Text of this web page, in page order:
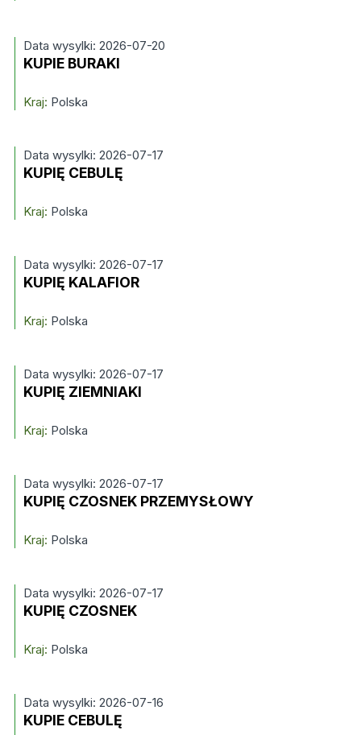
Data wysylki: 2026-07-20
KUPIE BURAKI
Kraj: Polska
Data wysylki: 2026-07-17
KUPIĘ CEBULĘ
Kraj: Polska
Data wysylki: 2026-07-17
KUPIĘ KALAFIOR
Kraj: Polska
Data wysylki: 2026-07-17
KUPIĘ ZIEMNIAKI
Kraj: Polska
Data wysylki: 2026-07-17
KUPIĘ CZOSNEK PRZEMYSŁOWY
Kraj: Polska
Data wysylki: 2026-07-17
KUPIĘ CZOSNEK
Kraj: Polska
Data wysylki: 2026-07-16
KUPIE CEBULĘ